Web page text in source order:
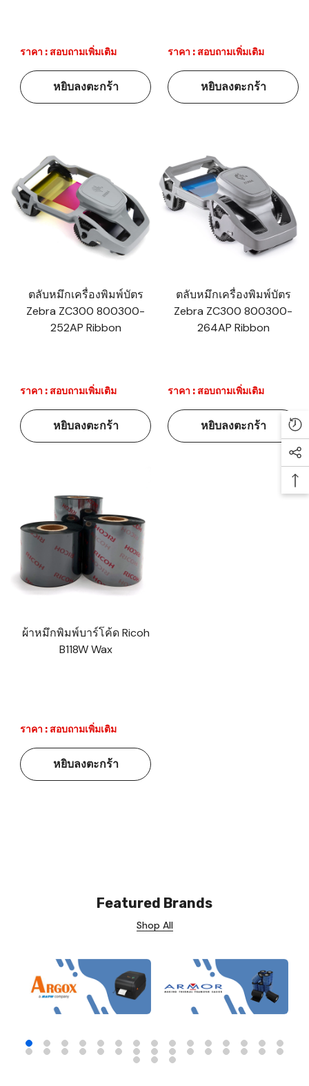
ราคา : สอบถามเพิ่มเติม
หยิบลงตะกร้า
ราคา : สอบถามเพิ่มเติม
หยิบลงตะกร้า
ตลับหมึกเครื่องพิมพ์บัตร
Zebra ZC300 800300-
252AP Ribbon
ราคา : สอบถามเพิ่มเติม
หยิบลงตะกร้า
ตลับหมึกเครื่องพิมพ์บัตร
Zebra ZC300 800300-
264AP Ribbon
ราคา : สอบถามเพิ่มเติม
หยิบลงตะกร้า
ผ้าหมึกพิมพ์บาร์โค้ด Ricoh
B118W Wax
ราคา : สอบถามเพิ่มเติม
หยิบลงตะกร้า
Featured Brands
Shop All